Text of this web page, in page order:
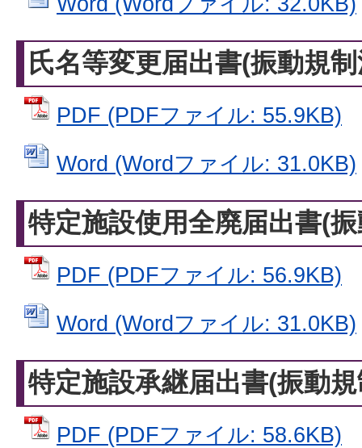
氏名等変更届出書(振動規
PDF (PDFファイル: 55.9KB)
Word (Wordファイル: 31.0KB)
特定施設使用全廃届出書(
PDF (PDFファイル: 56.9KB)
Word (Wordファイル: 31.0KB)
特定施設承継届出書(振動
PDF (PDFファイル: 58.6KB)